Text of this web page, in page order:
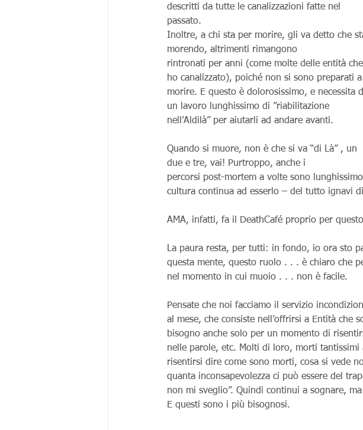
descritti da tutte le canalizzazioni fatte nel
passato.
Inoltre, a chi sta per morire, gli va detto che
morendo, altrimenti rimangono
rintronati per anni (come molte delle entità che
ho canalizzato), poiché non si sono preparati a
morire. E questo è dolorosissimo, e necessita
un lavoro lunghissimo di ”riabilitazione
nell’Aldilà” per aiutarli ad andare avanti.
Quando si muore, non è che si va “di Là” , un
due e tre, vai! Purtroppo, anche i
percorsi post-mortem a volte sono
cultura continua ad esserlo – del tutto ignavi di
AMA, infatti, fa il DeathCafé proprio per
La paura resta, per tutti: in fondo, io ora sto
questa mente, questo ruolo . . . è chiaro che
nel momento in cui muoio . . . non è facile.
Pensate che noi facciamo il servizio
al mese, che consiste nell’offrirsi a Entità che
bisogno anche solo per un momento di
nelle parole, etc. Molti di loro, morti
risentirsi dire come sono morti, cosa si vede
quanta inconsapevolezza ci può essere del
non mi sveglio”. Quindi continui a sognare,
E questi sono i più bisognosi.